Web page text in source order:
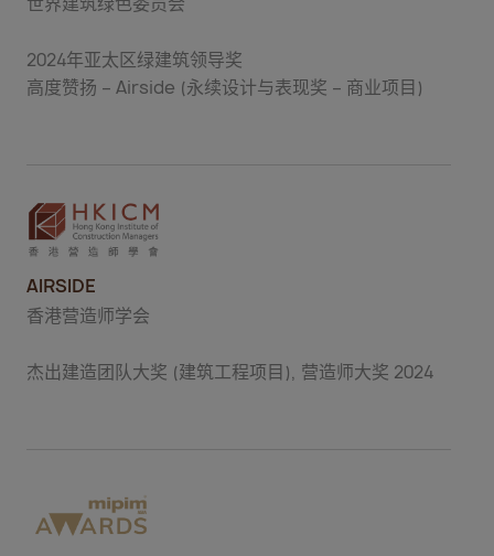
2024年亚太区绿建筑领导奖
高度赞扬 – Airside (永续设计与表现奖 – 商业项目)
AIRSIDE
香港营造师学会
杰出建造团队大奖 (建筑工程项目), 营造师大奖 2024